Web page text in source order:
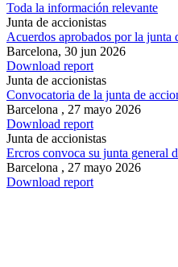
Toda la información relevante
Junta de accionistas
Acuerdos aprobados por la junta
Barcelona, 30 jun 2026
Download report
Junta de accionistas
Convocatoria de la junta de
Barcelona , 27 mayo 2026
Download report
Junta de accionistas
Ercros convoca su junta general
Barcelona , 27 mayo 2026
Download report